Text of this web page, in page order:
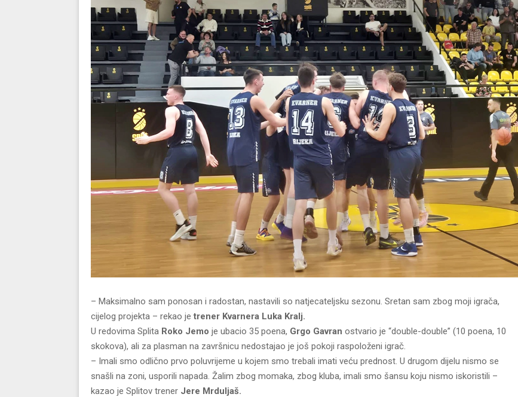
– Maksimalno sam ponosan i radostan, nastavili so natjecateljsku sezonu. Sretan sam zbog moji igrača,
cijelog projekta – rekao je trener Kvarnera Luka Kralj.
U redovima Splita Roko Jemo je ubacio 35 poena, Grgo Gavran ostvario je “double-double” (10 poena, 10
skokova), ali za plasman na završnicu nedostajao je još pokoji raspoloženi igrač.
– Imali smo odlično prvo poluvrijeme u kojem smo trebali imati veću prednost. U drugom dijelu nismo se
snašli na zoni, usporili napada. Žalim zbog momaka, zbog kluba, imali smo šansu koju nismo iskoristili –
kazao je Splitov trener Jere Mrduljaš.